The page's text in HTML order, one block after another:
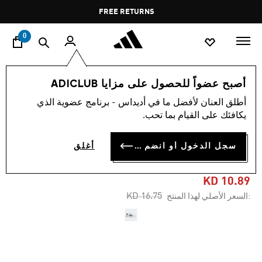
Pause
promotion
rotation
FREE RETURNS
0
أصبح عضواً للحصول على مزايا ADICLUB
أطلق العنان لأفضل ما في أديداس - برنامج عضوية الذي
يكافئك على القيام بما تحب.
سجل الدخول أو انضم الآن أغلق
الأطفال أحذية
-30%
حذاء GRAND COURT
LIFESTYLE TENNIS LACE-UP
KD 10.89
:السعر الأصلي لهذا المنتج Price reduced from
KD 16.75
to